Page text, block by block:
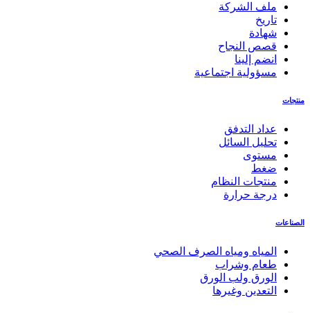
ملف الشركة
تاريخ
شهادة
قصص النجاح
انضم إلينا
مسؤولية اجتماعية
منتجات
عداد التدفق
تحليل السائل
مستوى
ضغط
منتجات النظام
درجة حرارة
الصناعات
المياه ومياه الصرف الصحي
طعام وشراب
الورق ولب الورق
التعدين وغيرها